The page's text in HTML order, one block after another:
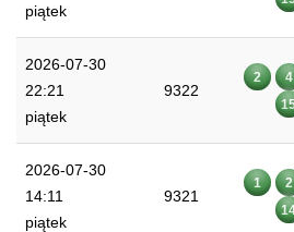
piątek
2026-07-30
22:21
piątek
9322
2 4
2026-07-30
14:11
piątek
9321
1 2